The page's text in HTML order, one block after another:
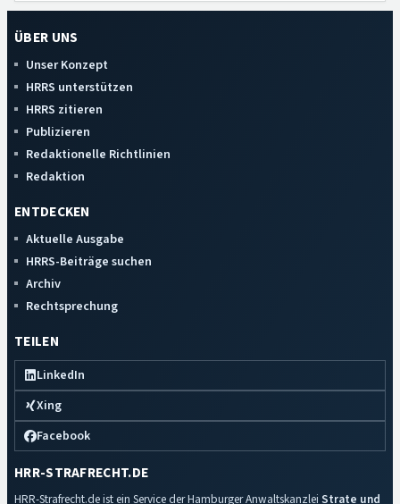
ÜBER UNS
Unser Konzept
HRRS unterstützen
HRRS zitieren
Publizieren
Redaktionelle Richtlinien
Redaktion
ENTDECKEN
Aktuelle Ausgabe
HRRS-Beiträge suchen
Archiv
Rechtsprechung
TEILEN
LinkedIn
Xing
Facebook
HRR-STRAFRECHT.DE
HRR-Strafrecht.de ist ein Service der Hamburger Anwaltskanzlei Strate und